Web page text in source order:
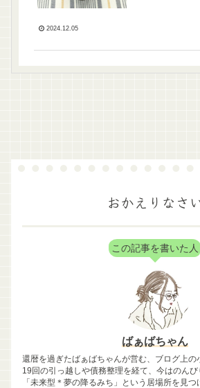
2024.12.05
おかえりなさ
この記事を書いた人
ばぁばちゃん
還暦を過ぎたばぁばちゃんが営む、ブログ上の
19回の引っ越しや債務整理を経て、今はのんび
「未来型＊夢の降るみち」という居場所を見